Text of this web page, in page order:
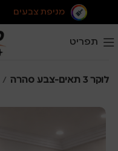
מניפת צבעים
תפריט
לוקר 3 תאים-צבע סהרה